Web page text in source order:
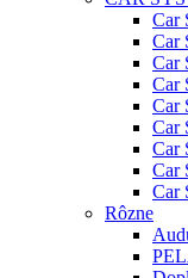
Car
Car
Car
Car
Car
Car
Car
Car
Car
Rôzne